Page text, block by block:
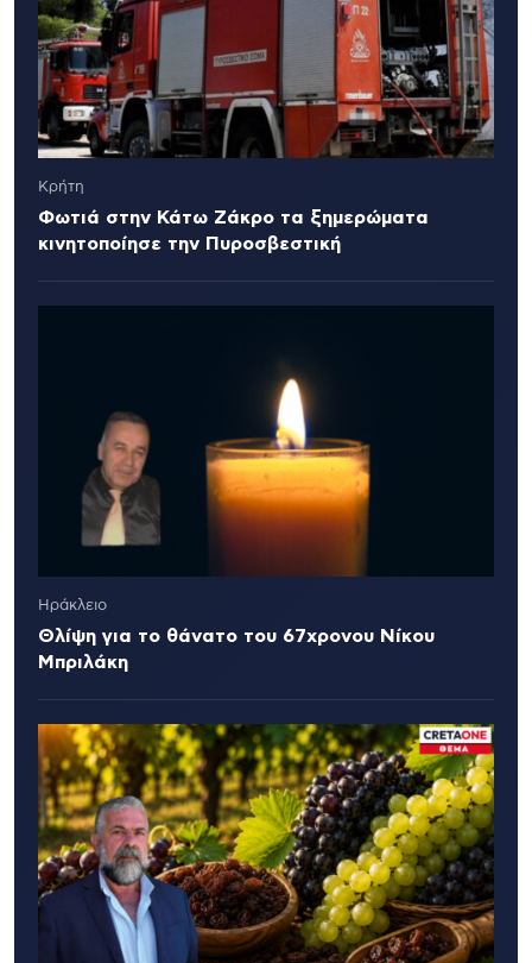
Κρήτη
Φωτιά στην Κάτω Ζάκρο τα ξημερώματα
κινητοποίησε την Πυροσβεστική
Ηράκλειο
Θλίψη για το θάνατο του 67χρονου Νίκου
Μπριλάκη